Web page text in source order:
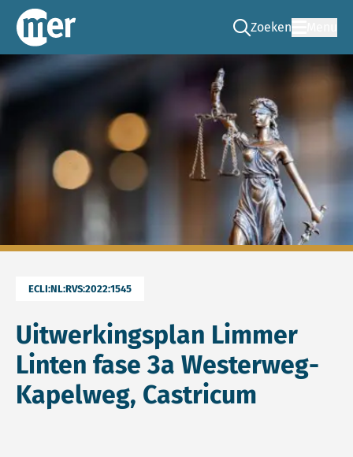
Commissie mer
Zoeken
Ga naar de zoek
ECLI:NL:RVS:2022:1545
Uitwerkingsplan Limmer
Linten fase 3a Westerweg-
Kapelweg, Castricum